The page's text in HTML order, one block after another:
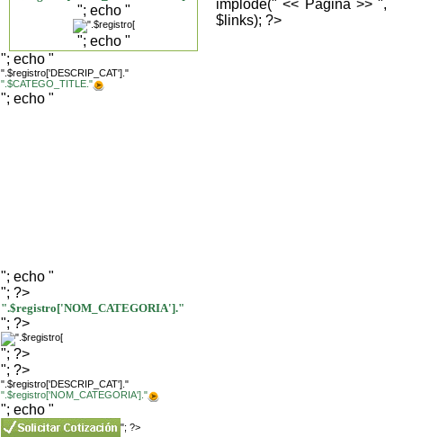
"; echo "
"; echo "
"; echo "
".$registro['DESCRIP_CAT']."
".$CATEGO_TITLE."
"; echo "
"; echo "
"; ?>
".$registro['NOM_CATEGORIA']."
"; ?>
"; ?>
"; ?>
".$registro['DESCRIP_CAT']."
".$registro['NOM_CATEGORIA']."
"; echo "
"; ?>
implode(" << Página >> ",
$links); ?>